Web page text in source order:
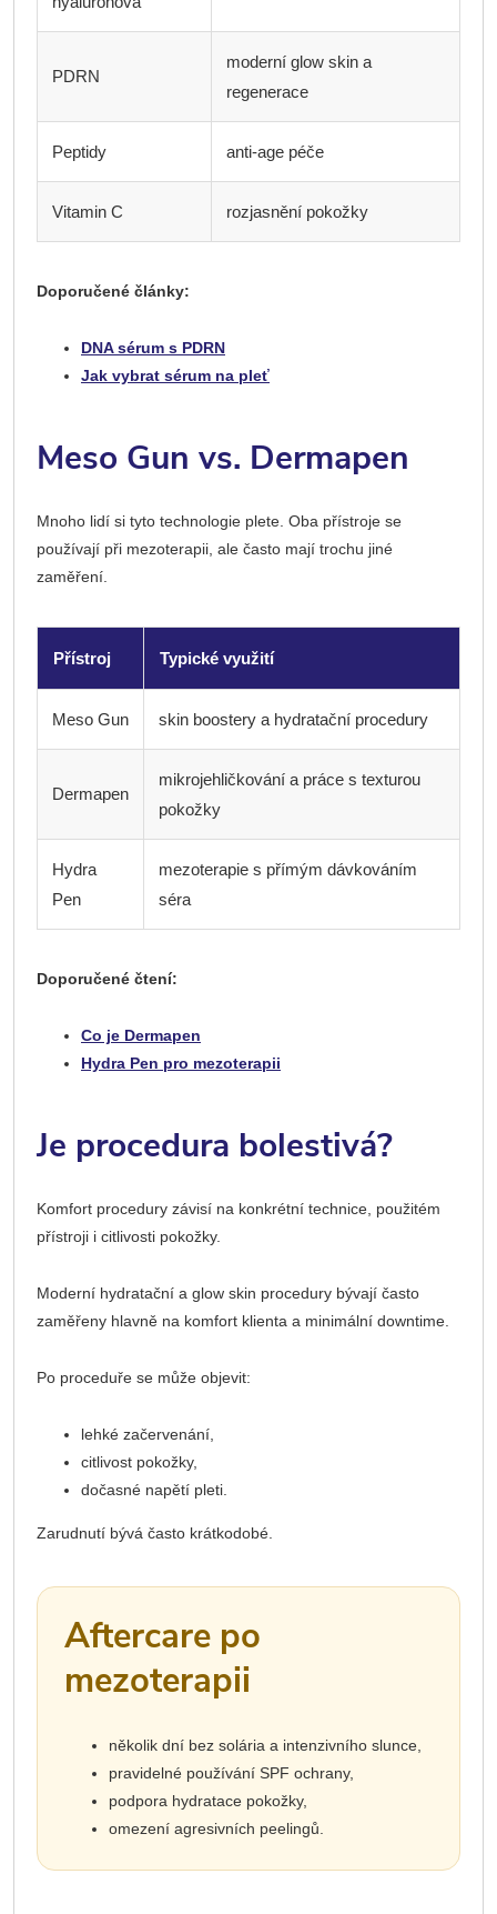
PDRN
moderní glow skin a
regenerace
Peptidy anti-age péče
Vitamin C rozjasnění pokožky
Doporučené články:
DNA sérum s PDRN
Jak vybrat sérum na pleť
Meso Gun vs. Dermapen
Mnoho lidí si tyto technologie plete. Oba přístroje se
používají při mezoterapii, ale často mají trochu jiné
zaměření.
Přístroj Typické využití
Meso Gun skin boostery a hydratační procedury
Dermapen
mikrojehličkování a práce s texturou
pokožky
Hydra
Pen
mezoterapie s přímým dávkováním
séra
Doporučené čtení:
Co je Dermapen
Hydra Pen pro mezoterapii
Je procedura bolestivá?
Komfort procedury závisí na konkrétní technice, použitém
přístroji i citlivosti pokožky.
Moderní hydratační a glow skin procedury bývají často
zaměřeny hlavně na komfort klienta a minimální downtime.
Po proceduře se může objevit:
lehké začervenání,
citlivost pokožky,
dočasné napětí pleti.
Zarudnutí bývá často krátkodobé.
Aftercare po
mezoterapii
několik dní bez solária a intenzivního slunce,
pravidelné používání SPF ochrany,
podpora hydratace pokožky,
omezení agresivních peelingů.